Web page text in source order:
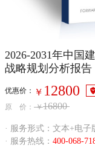
2026-2031年中国
战略规划分析报告
优惠价： ￥ 12800
原 价： ￥16800
· 服务形式：文本+电子
· 服务热线： 400-068-